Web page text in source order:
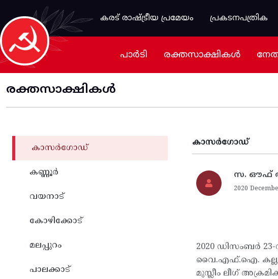
Skip to main content
കരട് രാഷ്ട്രീയ പ്രമേയം
പ്രകടനപത്രിക
പാർടി രക്തസാക്ഷികൾ
രക്തസാക്ഷികൾ
കാസര്‍ഗോഡ്
കണ്ണൂര്‍
വയനാട്
കോഴിക്കോട്
മലപ്പുറം
പാലക്കാട്
കാസര്‍ഗോഡ്
സ. ഔഫ്
2020
2020 ഡിസംബര്‍
വൈ.എഫ്.ഐ.
മുസ്ലീം ലീഗ്